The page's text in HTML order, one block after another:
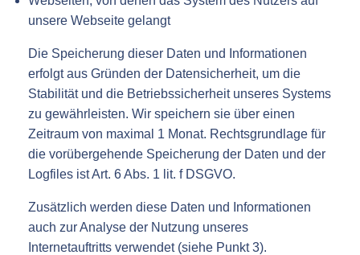
unsere Webseite gelangt
Die Speicherung dieser Daten und Informationen
erfolgt aus Gründen der Datensicherheit, um die
Stabilität und die Betriebssicherheit unseres Systems
zu gewährleisten. Wir speichern sie über einen
Zeitraum von maximal 1 Monat. Rechtsgrundlage für
die vorübergehende Speicherung der Daten und der
Logfiles ist Art. 6 Abs. 1 lit. f DSGVO.
Zusätzlich werden diese Daten und Informationen
auch zur Analyse der Nutzung unseres
Internetauftritts verwendet (siehe Punkt 3).